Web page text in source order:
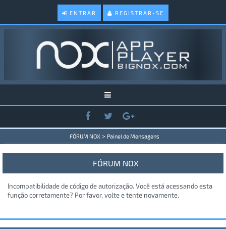
ENTRAR REGISTRAR-SE
FÓRUM NOX > Painel de Mensagens
FÓRUM NOX
Incompatibilidade de código de autorização. Você está acessando esta
função corretamente? Por favor, volte e tente novamente.